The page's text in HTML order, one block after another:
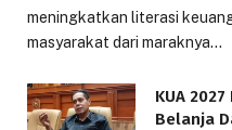
meningkatkan literasi
masyarakat dari maraknya…
KUA
Belanja